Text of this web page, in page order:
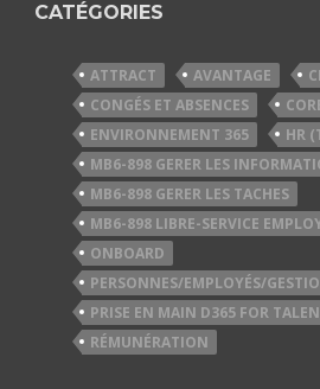
CATÉGORIES
ATTRACT AVANTAGE
CONGÉS ET ABSENCES
ENVIRONNEMENT 365
HR
MB6-898 GERER LES
MB6-898 GERER LES TACHES
MB6-898 LIBRE-SERVICE
ONBOARD
PERSONNES/EMPLOYÉS/
PRISE EN MAIN D365 FOR
RÉMUNÉRATION